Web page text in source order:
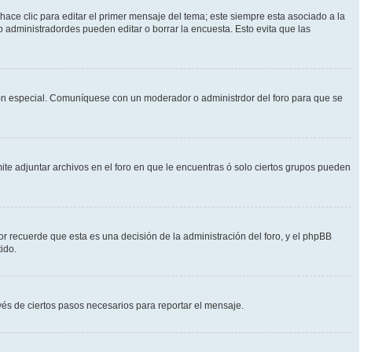
clic para editar el primer mensaje del tema; este siempre esta asociado a la
pueden editar o borrar la encuesta. Esto evita que las
Comuníquese con un moderador o administrdor del foro para que se
adjuntar archivos en el foro en que le encuentras ó solo ciertos grupos pueden
que esta es una decisión de la administración del foro, y el phpBB
de ciertos pasos necesarios para reportar el mensaje.